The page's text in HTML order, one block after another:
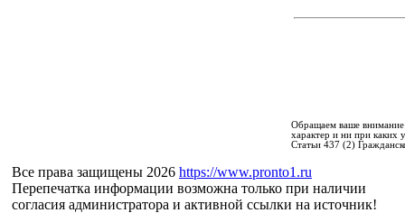
Обращаем ваше
характер и ни при каких
Статьи 437 (2)
Все права защищены 2026 https://www.pronto1.ru
Перепечатка информации возможна только при наличии
согласия администратора и активной ссылки на источник!